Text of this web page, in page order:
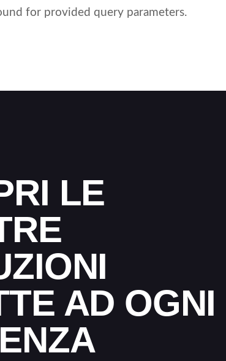
for provided query parameters.
LE
AD OGNI